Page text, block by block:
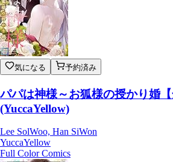
気になる 予約済み
パパは神様～お狐様の授かり婚
(YuccaYellow)
Lee SolWoo, Han SiWon
YuccaYellow
Full Color Comics